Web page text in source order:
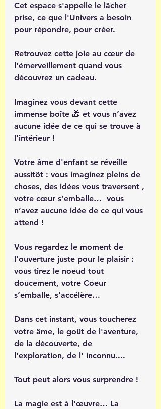
Cet espace s'appelle le lâcher
prise, ce que l'Univers a besoin
pour répondre, pour créer.
Retrouvez cette joie au cœur de
l'émerveillement quand vous
découvrez un cadeau.
Imaginez vous devant cette
immense boîte 🎁 et vous n’avez
aucune idée de ce qui se trouve à
l’intérieur !
Votre âme d'enfant se réveille
aussitôt : vous imaginez pleins de
choses, des idées vous traversent ,
votre cœur s’emballe…  vous
n’avez aucune idée de ce qui vous
attend !
Vous regardez le moment de
l’ouverture juste pour le plaisir :
vous tirez le noeud tout
doucement, votre Coeur
s’emballe, s’accélère…
Dans cet instant, vous toucherez
votre âme, le goût de l'aventure,
de la découverte, de
l'exploration, de l' inconnu....
Tout peut alors vous surprendre !
La magie est à l'œuvre… La